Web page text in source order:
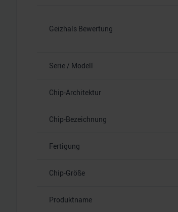
Geizhals Bewertung
Serie / Modell
Chip-Architektur
Chip-Bezeichnung
Fertigung
Chip-Größe
Produktname